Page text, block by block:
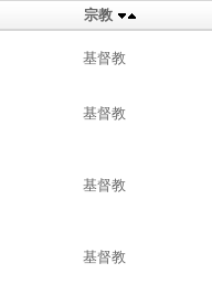
宗教
基督教
基督教
基督教
基督教